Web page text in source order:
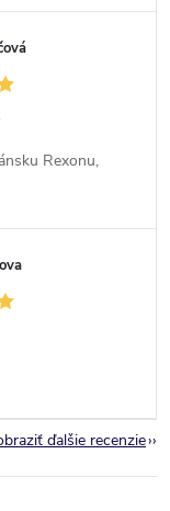
Rexonu,
ďalšie recenzie